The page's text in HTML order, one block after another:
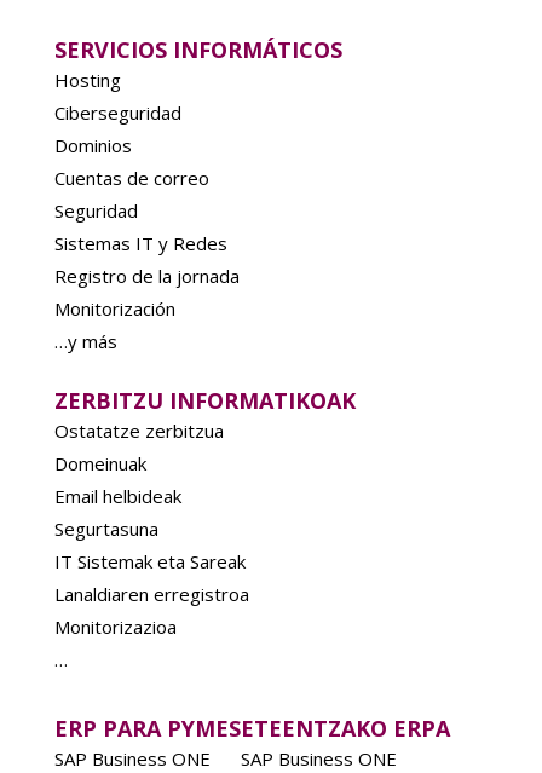
SERVICIOS INFORMÁTICOS
Hosting
Ciberseguridad
Dominios
Cuentas de correo
Seguridad
Sistemas IT y Redes
Registro de la jornada
Monitorización
…y más
ZERBITZU INFORMATIKOAK
Ostatatze zerbitzua
Domeinuak
Email helbideak
Segurtasuna
IT Sistemak eta Sareak
Lanaldiaren erregistroa
Monitorizazioa
…
ERP PARA PYMES
SAP Business ONE
ETEENTZAKO ERPA
SAP Business ONE